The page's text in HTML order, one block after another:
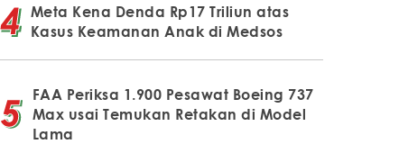
Meta Kena Denda Rp17 Triliun atas
Kasus Keamanan Anak di Medsos
FAA Periksa 1.900 Pesawat Boeing 737
Max usai Temukan Retakan di Model
Lama